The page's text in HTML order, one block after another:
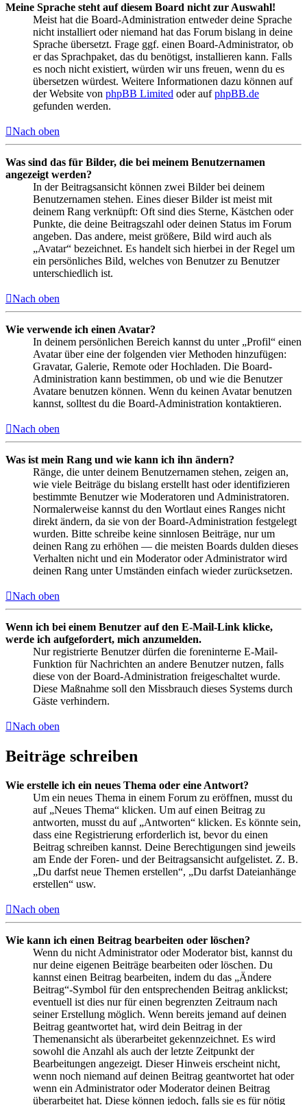
Meine Sprache steht auf diesem Board nicht zur Auswahl!
Meist hat die Board-Administration entweder deine Sprache
nicht installiert oder niemand hat das Forum bislang in deine
Sprache übersetzt. Frage ggf. einen Board-Administrator, ob
er das Sprachpaket, das du benötigst, installieren kann. Falls
es noch nicht existiert, würden wir uns freuen, wenn du es
übersetzen würdest. Weitere Informationen dazu können auf
der Website von phpBB Limited oder aufphpBB.de
gefunden werden.
Nach oben
Was sind das für Bilder, die bei meinem Benutzernamen
angezeigt werden?
In der Beitragsansicht können zwei Bilder bei deinem
Benutzernamen stehen. Eines dieser Bilder ist meist mit
deinem Rang verknüpft: Oft sind dies Sterne, Kästchen oder
Punkte, die deine Beitragszahl oder deinen Status im Forum
angeben. Das andere, meist größere, Bild wird auch als
„Avatar“ bezeichnet. Es handelt sich hierbei in der Regel um
ein persönliches Bild, welches von Benutzer zu Benutzer
unterschiedlich ist.
Nach oben
Wie verwende ich einen Avatar?
In deinem persönlichen Bereich kannst du unter „Profil“ einen
Avatar über eine der folgenden vier Methoden hinzufügen:
Gravatar, Galerie, Remote oder Hochladen. Die Board-
Administration kann bestimmen, ob und wie die Benutzer
Avatare benutzen können. Wenn du keinen Avatar benutzen
kannst, solltest du die Board-Administration kontaktieren.
Nach oben
Was ist mein Rang und wie kann ich ihn ändern?
Ränge, die unter deinem Benutzernamen stehen, zeigen an,
wie viele Beiträge du bislang erstellt hast oder identifizieren
bestimmte Benutzer wie Moderatoren und Administratoren.
Normalerweise kannst du den Wortlaut eines Ranges nicht
direkt ändern, da sie von der Board-Administration festgelegt
wurden. Bitte schreibe keine sinnlosen Beiträge, nur um
deinen Rang zu erhöhen — die meisten Boards dulden dieses
Verhalten nicht und ein Moderator oder Administrator wird
deinen Rang unter Umständen einfach wieder zurücksetzen.
Nach oben
Wenn ich bei einem Benutzer auf den E-Mail-Link klicke,
werde ich aufgefordert, mich anzumelden.
Nur registrierte Benutzer dürfen die foreninterne E-Mail-
Funktion für Nachrichten an andere Benutzer nutzen, falls
diese von der Board-Administration freigeschaltet wurde.
Diese Maßnahme soll den Missbrauch dieses Systems durch
Gäste verhindern.
Nach oben
Beiträge schreiben
Wie erstelle ich ein neues Thema oder eine Antwort?
Um ein neues Thema in einem Forum zu eröffnen, musst du
auf „Neues Thema“ klicken. Um auf einen Beitrag zu
antworten, musst du auf „Antworten“ klicken. Es könnte sein,
dass eine Registrierung erforderlich ist, bevor du einen
Beitrag schreiben kannst. Deine Berechtigungen sind jeweils
am Ende der Foren- und der Beitragsansicht aufgelistet. Z. B.
„Du darfst neue Themen erstellen“, „Du darfst Dateianhänge
erstellen“ usw.
Nach oben
Wie kann ich einen Beitrag bearbeiten oder löschen?
Wenn du nicht Administrator oder Moderator bist, kannst du
nur deine eigenen Beiträge bearbeiten oder löschen. Du
kannst einen Beitrag bearbeiten, indem du das „Ändere
Beitrag“-Symbol für den entsprechenden Beitrag anklickst;
eventuell ist dies nur für einen begrenzten Zeitraum nach
seiner Erstellung möglich. Wenn bereits jemand auf deinen
Beitrag geantwortet hat, wird dein Beitrag in der
Themenansicht als überarbeitet gekennzeichnet. Es wird
sowohl die Anzahl als auch der letzte Zeitpunkt der
Bearbeitungen angezeigt. Dieser Hinweis erscheint nicht,
wenn noch niemand auf deinen Beitrag geantwortet hat oder
wenn ein Administrator oder Moderator deinen Beitrag
überarbeitet hat. Diese können jedoch, falls sie es für nötig